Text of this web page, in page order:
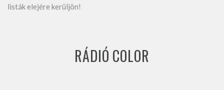
listák elejére kerüljön!
RÁDIÓ COLOR